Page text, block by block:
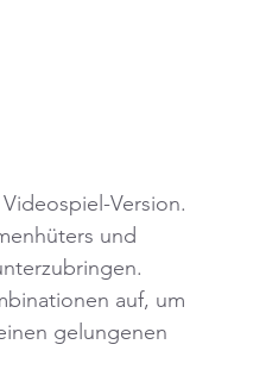
Version.
und
auf, um
gelungenen